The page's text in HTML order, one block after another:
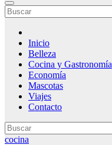
Inicio
Belleza
Cocina y Gastronomía
Economía
Mascotas
Viajes
Contacto
cocina